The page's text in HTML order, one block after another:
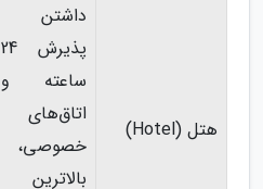
هتل (Hotel)
داشتن
پذیرش 24
ساعته و
اتاق‌های
خصوصی،
بالاترین